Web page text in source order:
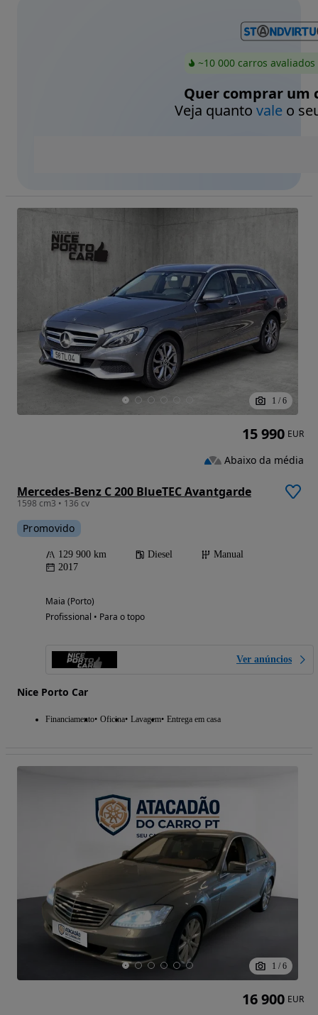
~10 000 carros
Quer comprar um
Veja quanto valeo
1 / 6
Mercedes-Benz C 200 BlueTEC Avantgarde
1598 cm3 • 136 cv
Promovido
129 900 km Diesel
Manual
2017
Maia (Porto)
Profissional • Para o topo
Ver anúncios
Nice Porto Car
Financiamento Oficina Lavagem Entrega em casa
15 990 EUR
Abaixo da média
1 / 6
16 900 EUR